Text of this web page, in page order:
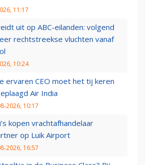
11:17
uit op ABC-eilanden: volgend
rechtstreekse vluchten vanaf
10:24
ervaren CEO moet het tij keren
Air India
2026, 10:17
kopen vrachtafhandelaar
op Luik Airport
2026, 16:57